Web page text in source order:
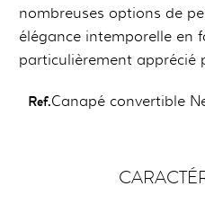
nombreuses options de
élégance intemporelle en
particulièrement apprécié
Ref.Canapé convertible